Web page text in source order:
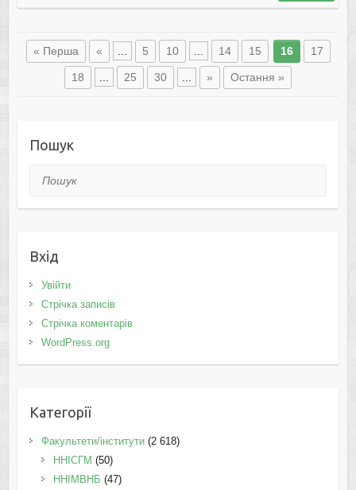
« Перша « 5 10 14 15 16 17
18 25 30 » Остання »
Пошук
Пошук
Вхід
Увійти
Стрічка записів
Стрічка коментарів
WordPress.org
Категорії
Факультети/інститути(2 618)
ННІСГМ (50)
ННІМВНБ (47)